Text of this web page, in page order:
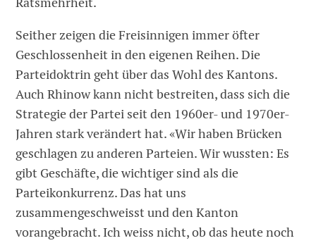
Seither zeigen die Freisinnigen immer öfter
Geschlossenheit in den eigenen Reihen. Die
Parteidoktrin geht über das Wohl des Kantons.
Auch Rhinow kann nicht bestreiten, dass sich die
Strategie der Partei seit den 1960er- und 1970er-
Jahren stark verändert hat. «Wir haben Brücken
geschlagen zu anderen Parteien. Wir wussten: Es
gibt Geschäfte, die wichtiger sind als die
Parteikonkurrenz. Das hat uns
zusammengeschweisst und den Kanton
vorangebracht. Ich weiss nicht, ob das heute noch